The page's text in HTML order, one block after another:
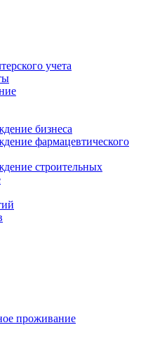
учета
бизнеса
фармацевтического
строительных
проживание